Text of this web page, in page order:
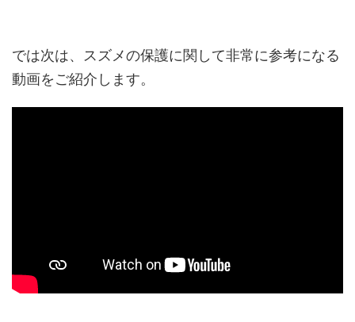
では次は、スズメの保護に関して非常に参考になる
動画をご紹介します。